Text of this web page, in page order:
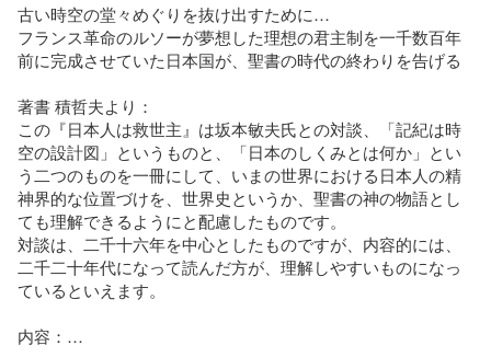
古い時空の堂々めぐりを抜け出すために…
フランス革命のルソーが夢想した理想の君主制を一千数百年
前に完成させていた日本国が、聖書の時代の終わりを告げる
著書 積哲夫より：
この『日本人は救世主』は坂本敏夫氏との対談、「記紀は時
空の設計図」というものと、「日本のしくみとは何か」とい
う二つのものを一冊にして、いまの世界における日本人の精
神界的な位置づけを、世界史というか、聖書の神の物語とし
ても理解できるようにと配慮したものです。
対談は、二千十六年を中心としたものですが、内容的には、
二千二十年代になって読んだ方が、理解しやすいものになっ
ているといえます。
内容：